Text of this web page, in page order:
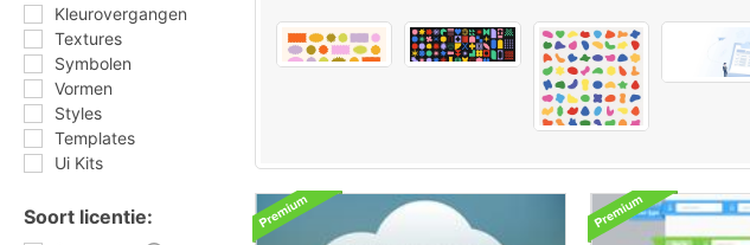
Kleurovergangen
Textures
Symbolen
Vormen
Styles
Templates
Ui Kits
Soort licentie: